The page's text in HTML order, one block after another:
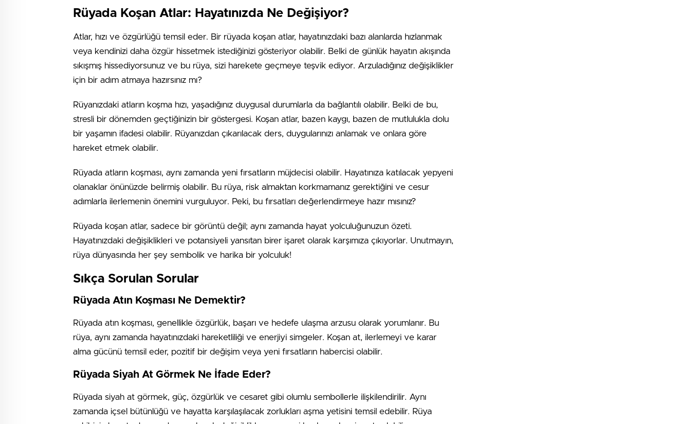
Rüyada Koşan Atlar: Hayatınızda Ne Değişiyor?
Atlar, hızı ve özgürlüğü temsil eder. Bir rüyada koşan atlar, hayatınızdaki bazı alanlarda hızlanmak
veya kendinizi daha özgür hissetmek istediğinizi gösteriyor olabilir. Belki de günlük hayatın akışında
sıkışmış hissediyorsunuz ve bu rüya, sizi harekete geçmeye teşvik ediyor. Arzuladığınız değişiklikler
için bir adım atmaya hazırsınız mı?
Rüyanızdaki atların koşma hızı, yaşadığınız duygusal durumlarla da bağlantılı olabilir. Belki de bu,
stresli bir dönemden geçtiğinizin bir göstergesi. Koşan atlar, bazen kaygı, bazen de mutlulukla dolu
bir yaşamın ifadesi olabilir. Rüyanızdan çıkarılacak ders, duygularınızı anlamak ve onlara göre
hareket etmek olabilir.
Rüyada atların koşması, aynı zamanda yeni fırsatların müjdecisi olabilir. Hayatınıza katılacak yepyeni
olanaklar önünüzde belirmiş olabilir. Bu rüya, risk almaktan korkmamanız gerektiğini ve cesur
adımlarla ilerlemenin önemini vurguluyor. Peki, bu fırsatları değerlendirmeye hazır mısınız?
Rüyada koşan atlar, sadece bir görüntü değil; aynı zamanda hayat yolculuğunuzun özeti.
Hayatınızdaki değişiklikleri ve potansiyeli yansıtan birer işaret olarak karşımıza çıkıyorlar. Unutmayın,
rüya dünyasında her şey sembolik ve harika bir yolculuk!
Sıkça Sorulan Sorular
Rüyada Atın Koşması Ne Demektir?
Rüyada atın koşması, genellikle özgürlük, başarı ve hedefe ulaşma arzusu olarak yorumlanır. Bu
rüya, aynı zamanda hayatınızdaki hareketliliği ve enerjiyi simgeler. Koşan at, ilerlemeyi ve karar
alma gücünü temsil eder, pozitif bir değişim veya yeni fırsatların habercisi olabilir.
Rüyada Siyah At Görmek Ne İfade Eder?
Rüyada siyah at görmek, güç, özgürlük ve cesaret gibi olumlu sembollerle ilişkilendirilir. Aynı
zamanda içsel bütünlüğü ve hayatta karşılaşılacak zorlukları aşma yetisini temsil edebilir. Rüya